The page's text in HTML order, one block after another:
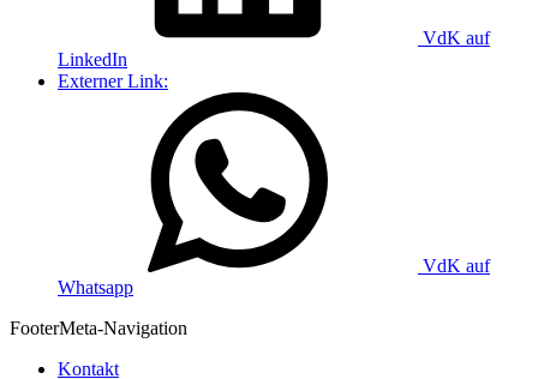
VdK auf
LinkedIn
Externer Link:
VdK auf
Whatsapp
FooterMeta-Navigation
Kontakt